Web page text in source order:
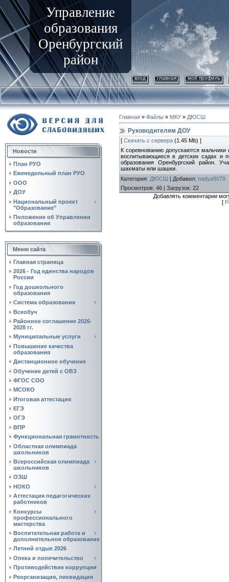
Управление
образования
Оренбургский
район
вход главная мой профиль
Новости
План РУО
Еженедельный план РУО
ООО
ДОУ
Национальный проект
"Образование"
Положение об Управлении
образования
Меню сайта
Главная страница
2026 - Год единства народов
России
Год дошкольного
образования
Система образования
Всеобуч
Районное соглашение 2026-
2028 гг.
Муниципальные услуги
Повышение качества
образования
Дистанционное обучение
Обучение детей с ОВЗ
ФГОС СОО
МСОКО
Итоговая аттестация
ЕГЭ
ОГЭ
ВПР
Функциональная грамотность
Областная олимпиада
школьников
Всероссийская олимпиада
школьников
ОЗШ
НОКО
Аттестация педагогических
работников
Конкурсы
профессионального
мастерства
Воспитательная работа и
дополнительное образование
Летний отдых 2026
Опека и попечительство
Противодействие коррупции
Реорганизация, ликвидация
Главная » Файлы » МКУ » ДЮСШ
Руководителям ДОУ
[ Скачать с сервера (1.45 Mb) ]
К соревнованию допускаются
воспитывающиеся в детских садах и
образования Оренбургский район.
шахматы или шашки.
Категория: ДЮСШ | Добавил: nadya9079
Просмотров: 46 | Загрузок: 22
Добавлять комментарии
[